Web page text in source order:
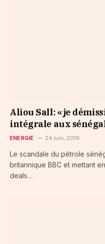
Aliou Sall: « je
intégrale aux
ENERGIE 24 juin, 2019
Le scandale du pétrole
britannique BBC et mettant
deals…